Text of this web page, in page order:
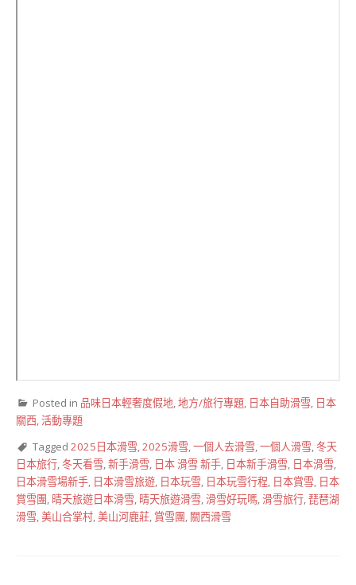
Posted in 品味日本輕奢度假地,地方/旅行專題, 日本自助滑雪, 日本
關西,活動專題
Tagged 2025日本滑雪,2025滑雪,一個人去滑雪,一個人滑雪,冬天
日本旅行,冬天看雪,新手滑雪, 日本 滑雪 新手, 日本新手滑雪, 日本滑雪,
日本滑雪場新手, 日本滑雪旅遊, 日本玩雪, 日本玩雪行程, 日本賞雪, 日本
賞雪團, 晴天旅遊日本滑雪, 晴天旅遊滑雪,滑雪好玩嗎,滑雪旅行,琵琶湖
滑雪,美山合掌村,美山河鹿莊, 賞雪團, 關西滑雪